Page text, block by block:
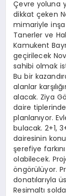
Çevre yoluna
dikkat çeken
mimariyle
Tanerler ve
Kamukent
geçirilecek
sahibi olmak
Bu bir
alanlar
alacak. Ziya
daire tiplerinde
planlanıyor.
bulacak. 2+1,
dairesinin
şerefiye
olabilecek.
öngörülüyor.
donatılarıyla
Resimaltı